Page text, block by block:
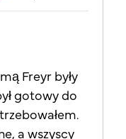
Freyr były
gotowy do
a wszyscy